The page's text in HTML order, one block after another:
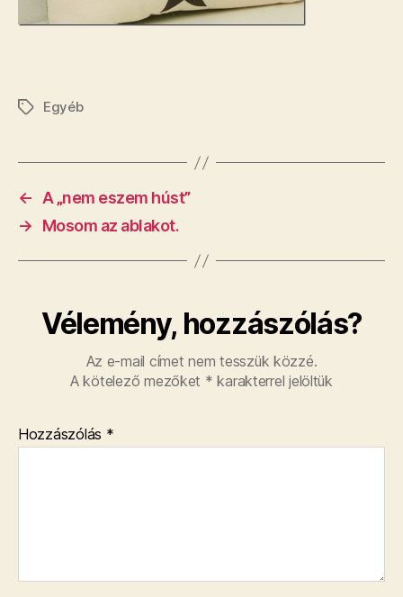
CímkékEgyéb
←
A „nem eszem húst”
→
Mosom az ablakot.
Vélemény, hozzászólás?
Az e-mail címet nem tesszük közzé.
A kötelező mezőket * karakterrel jelöltük
Hozzászólás *